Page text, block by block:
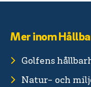
Mer inom
Golfens
Natur- och